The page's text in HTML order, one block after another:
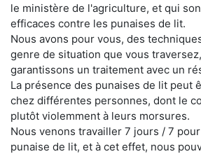
le ministère de l'agriculture, et qui
efficaces contre les punaises de lit.
Nous avons pour vous, des
genre de situation que vous
garantissons un traitement avec un
La présence des punaises de lit peut
chez différentes personnes, dont le
plutôt violemment à leurs morsures.
Nous venons travailler 7 jours / 7
punaise de lit, et à cet effet, nous